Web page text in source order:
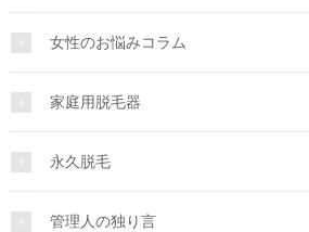
女性のお悩みコラム
家庭用脱毛器
永久脱毛
管理人の独り言